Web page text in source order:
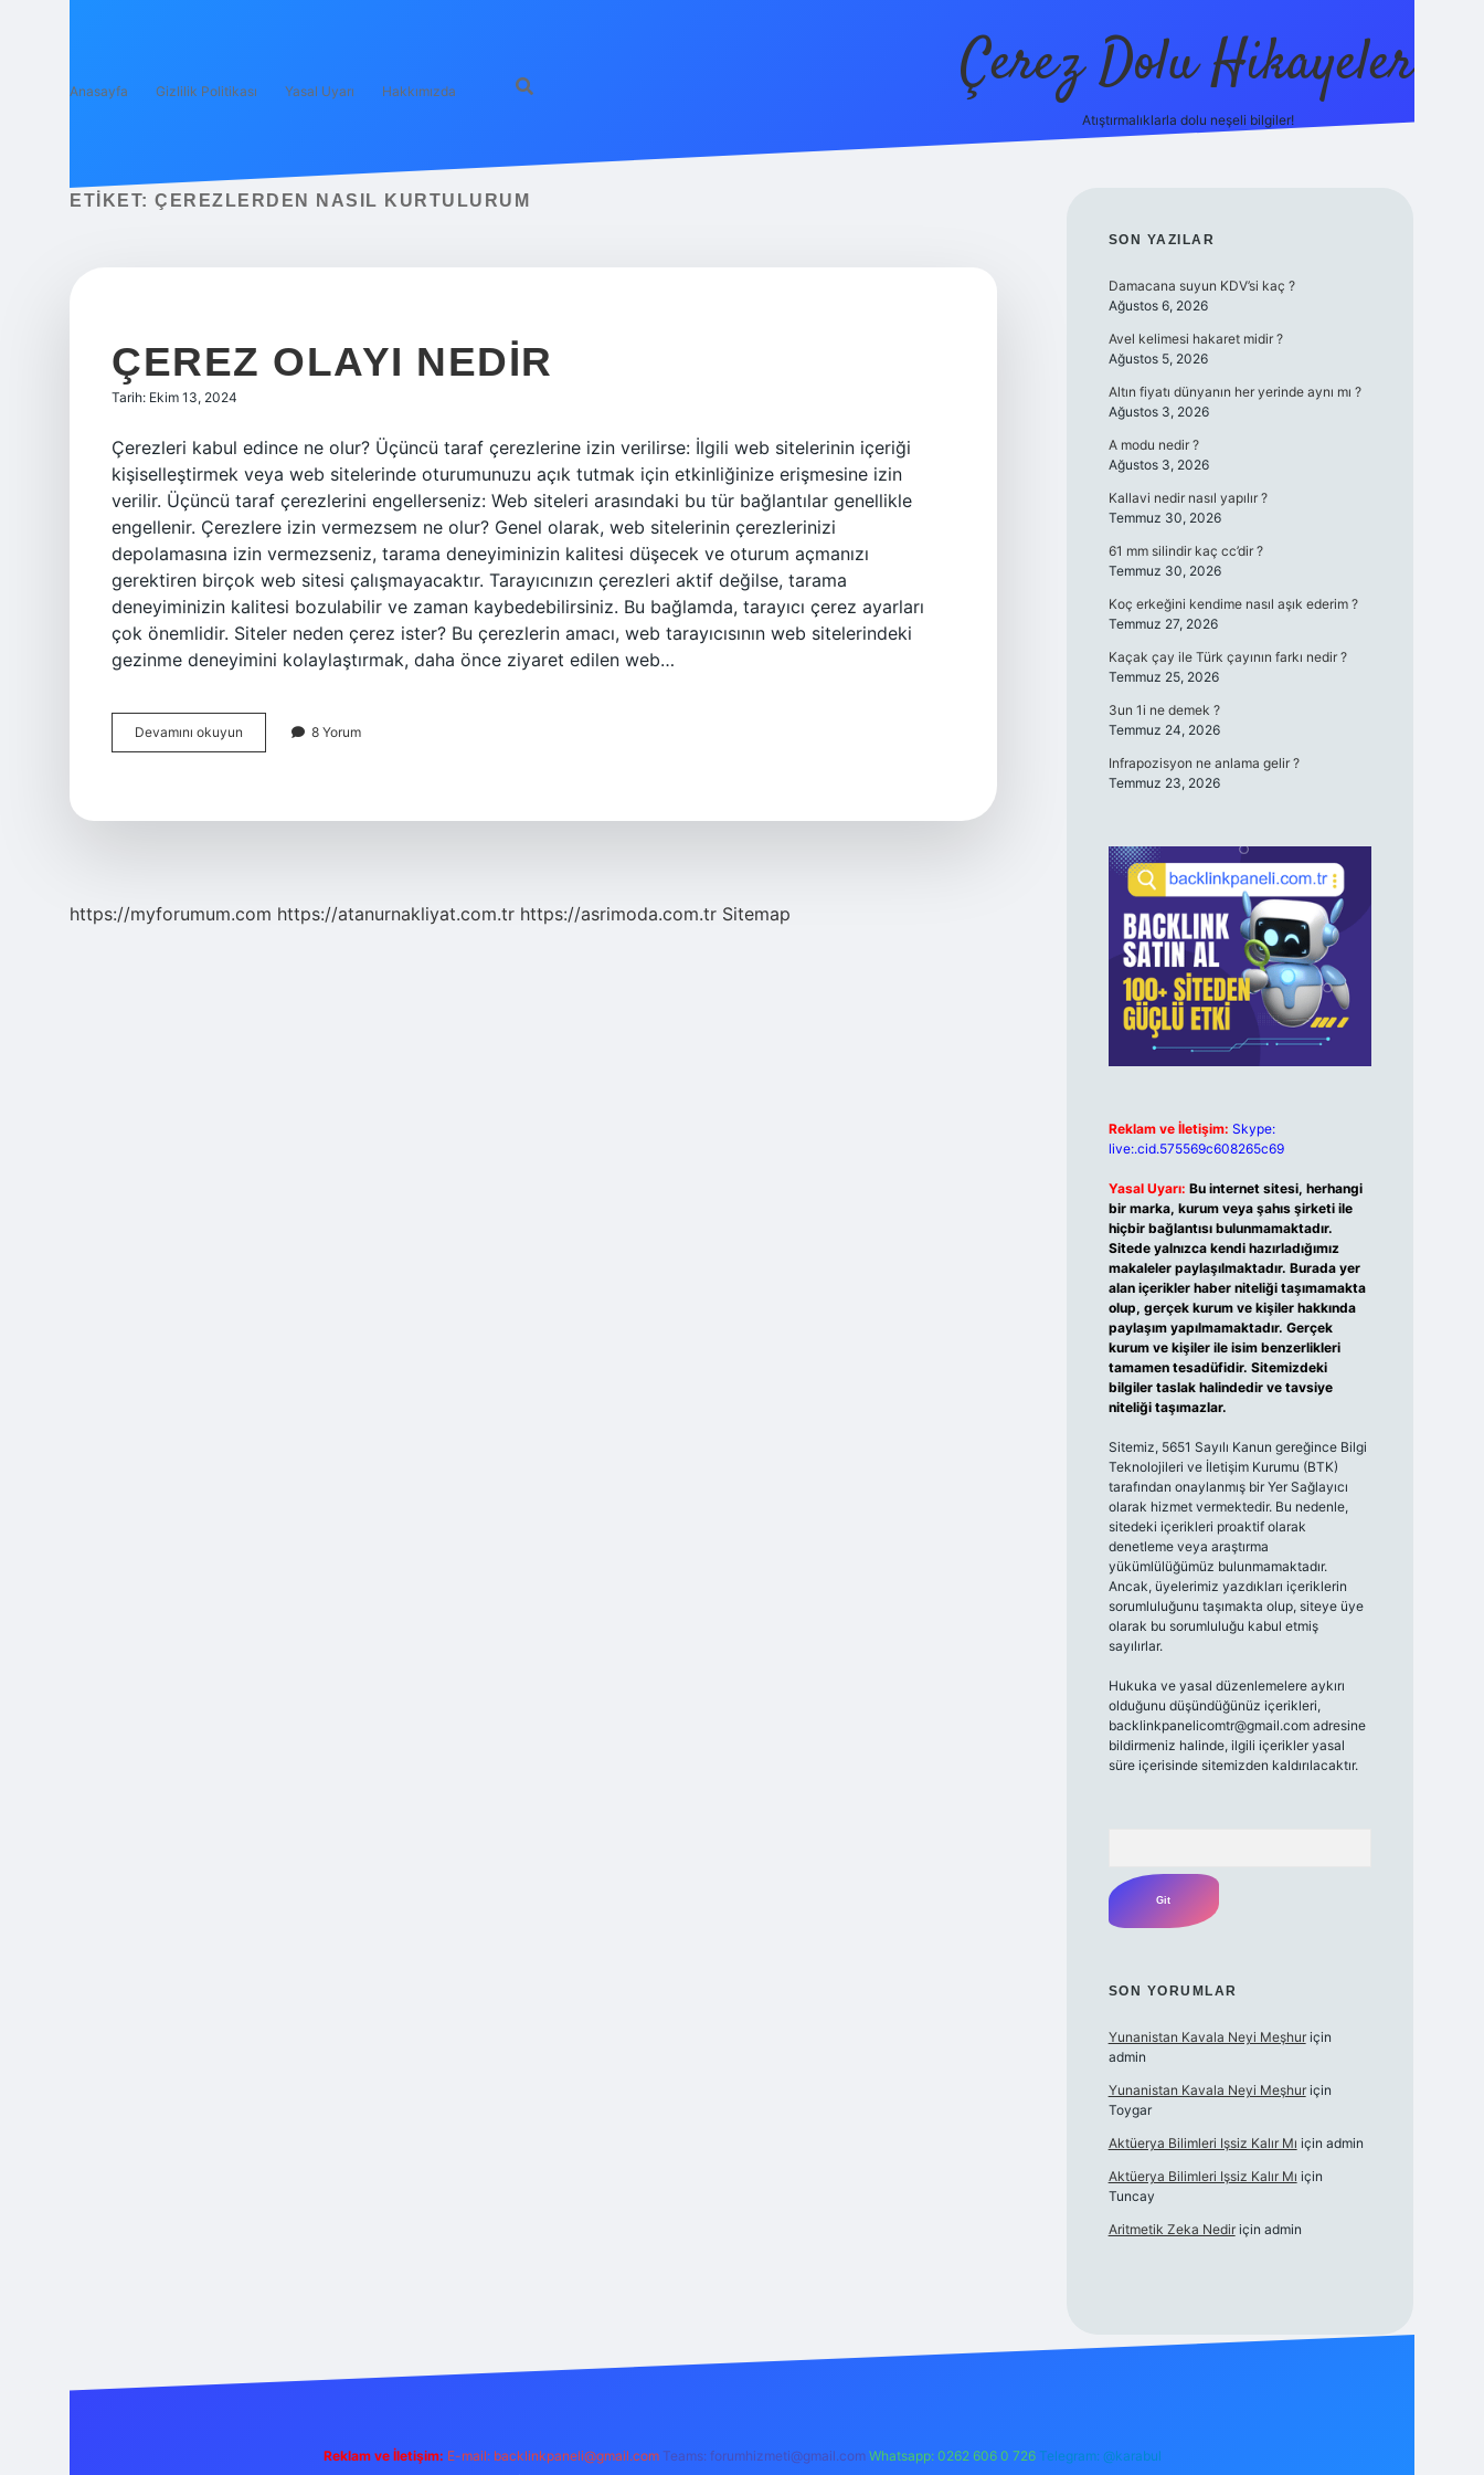
Anasayfa Gizlilik Politikası Yasal Uyarı Hakkımızda Çerez Dolu Hikayeler
Atıştırmalıklarla dolu neşeli bilgiler!
ETIKET: ÇEREZLERDEN NASIL KURTULURUM
ÇEREZ OLAYI NEDIR
Tarih: Ekim 13, 2024
Çerezleri kabul edince ne olur? Üçüncü taraf çerezlerine izin verilirse: İlgili web sitelerinin içeriği
kişiselleştirmek veya web sitelerinde oturumunuzu açık tutmak için etkinliğinize erişmesine izin
verilir. Üçüncü taraf çerezlerini engellerseniz: Web siteleri arasındaki bu tür bağlantılar genellikle
engellenir. Çerezlere izin vermezsem ne olur? Genel olarak, web sitelerinin çerezlerinizi
depolamasına izin vermezseniz, tarama deneyiminizin kalitesi düşecek ve oturum açmanızı
gerektiren birçok web sitesi çalışmayacaktır. Tarayıcınızın çerezleri aktif değilse, tarama
deneyiminizin kalitesi bozulabilir ve zaman kaybedebilirsiniz. Bu bağlamda, tarayıcı çerez ayarları
çok önemlidir. Siteler neden çerez ister? Bu çerezlerin amacı, web tarayıcısının web sitelerindeki
gezinme deneyimini kolaylaştırmak, daha önce ziyaret edilen web…
Devamını okuyun
Olayı
8 Yorum
https://myforumum.com https://atanurnakliyat.com.tr https://asrimoda.com.tr Sitemap
SIDEBAR
SON YAZILAR
Damacana suyun KDV’si kaç ?
Ağustos 6, 2026
Avel kelimesi hakaret midir ?
Ağustos 5, 2026
Altın fiyatı dünyanın her yerinde aynı mı ?
Ağustos 3, 2026
A modu nedir ?
Ağustos 3, 2026
Kallavi nedir nasıl yapılır ?
Temmuz 30, 2026
61 mm silindir kaç cc’dir ?
Temmuz 30, 2026
Koç erkeğini kendime nasıl aşık ederim ?
Temmuz 27, 2026
Kaçak çay ile Türk çayının farkı nedir ?
Temmuz 25, 2026
3un 1i ne demek ?
Temmuz 24, 2026
Infrapozisyon ne anlama gelir ?
Temmuz 23, 2026
Reklam ve İletişim: Skype:
live:.cid.575569c608265c69
Yasal Uyarı: Bu internet sitesi, herhangi
bir marka, kurum veya şahıs şirketi ile
hiçbir bağlantısı bulunmamaktadır.
Sitede yalnızca kendi hazırladığımız
makaleler paylaşılmaktadır. Burada yer
alan içerikler haber niteliği taşımamakta
olup, gerçek kurum ve kişiler hakkında
paylaşım yapılmamaktadır. Gerçek
kurum ve kişiler ile isim benzerlikleri
tamamen tesadüfidir. Sitemizdeki
bilgiler taslak halindedir ve tavsiye
niteliği taşımazlar.
Sitemiz, 5651 Sayılı Kanun gereğince Bilgi
Teknolojileri ve İletişim Kurumu (BTK)
tarafından onaylanmış bir Yer Sağlayıcı
olarak hizmet vermektedir. Bu nedenle,
sitedeki içerikleri proaktif olarak
denetleme veya araştırma
yükümlülüğümüz bulunmamaktadır.
Ancak, üyelerimiz yazdıkları içeriklerin
sorumluluğunu taşımakta olup, siteye üye
olarak bu sorumluluğu kabul etmiş
sayılırlar.
Hukuka ve yasal düzenlemelere aykırı
olduğunu düşündüğünüz içerikleri,
backlinkpanelicomtr@gmail.comadresine
bildirmeniz halinde, ilgili içerikler yasal
süre içerisinde sitemizden kaldırılacaktır.
SON YORUMLAR
Yunanistan Kavala Neyi Meşhuriçin
admin
Yunanistan Kavala Neyi Meşhuriçin
Toygar
Aktüerya Bilimleri Işsiz Kalır Mı için admin
Aktüerya Bilimleri Işsiz Kalır Mı için
Tuncay
Aritmetik Zeka Nediriçin admin
Reklam ve İletişim: E-mail: backlinkpaneli@gmail.com Teams: forumhizmeti@gmail.com Whatsapp: 0262 606 0 726 Telegram: @karabul